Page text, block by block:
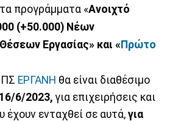
προγράμματα «Ανοιχτό
(+50.000) Νέων
Εργασίας» και «Πρώτο
ΠΣ ΕΡΓΑΝΗ θα είναι διαθέσιμο
6/2023, για επιχειρήσεις και
έχουν ενταχθεί σε αυτά, για